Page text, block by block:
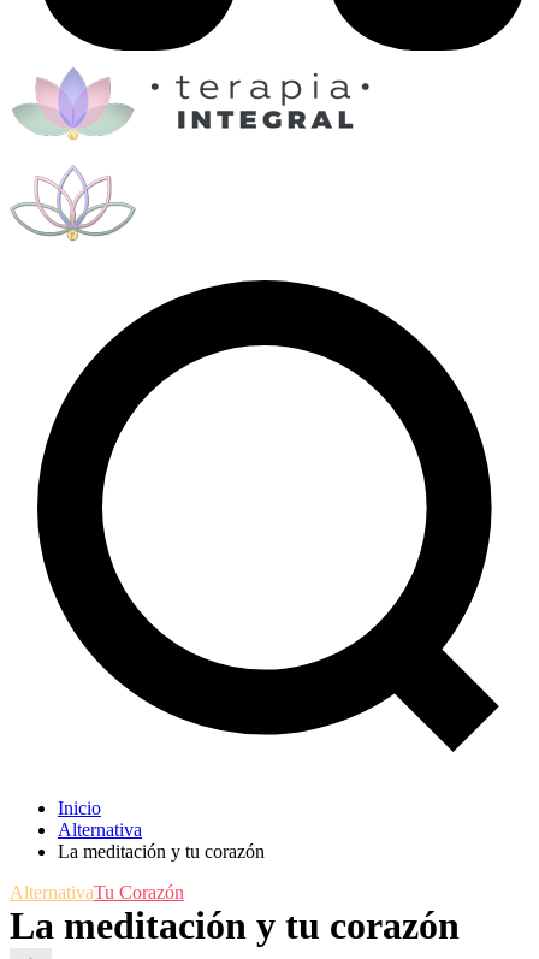
Inicio
Alternativa
La meditación y tu corazón
AlternativaTu Corazón
La meditación y tu corazón